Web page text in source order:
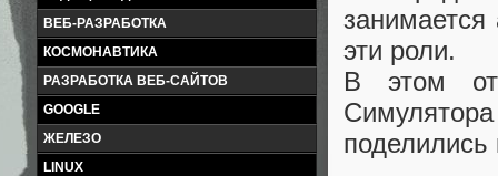
ВЕБ-РАЗРАБОТКА
КОСМОНАВТИКА
РАЗРАБОТКА ВЕБ-САЙТОВ
GOOGLE
ЖЕЛЕЗО
LINUX
эти роли.
В этом
поделились